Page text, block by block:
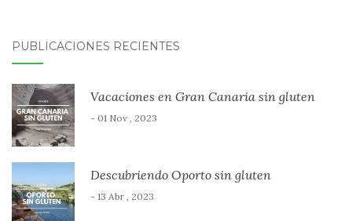
PUBLICACIONES RECIENTES
Vacaciones en Gran Canaria sin gluten
- 01 Nov , 2023
Descubriendo Oporto sin gluten
- 13 Abr , 2023